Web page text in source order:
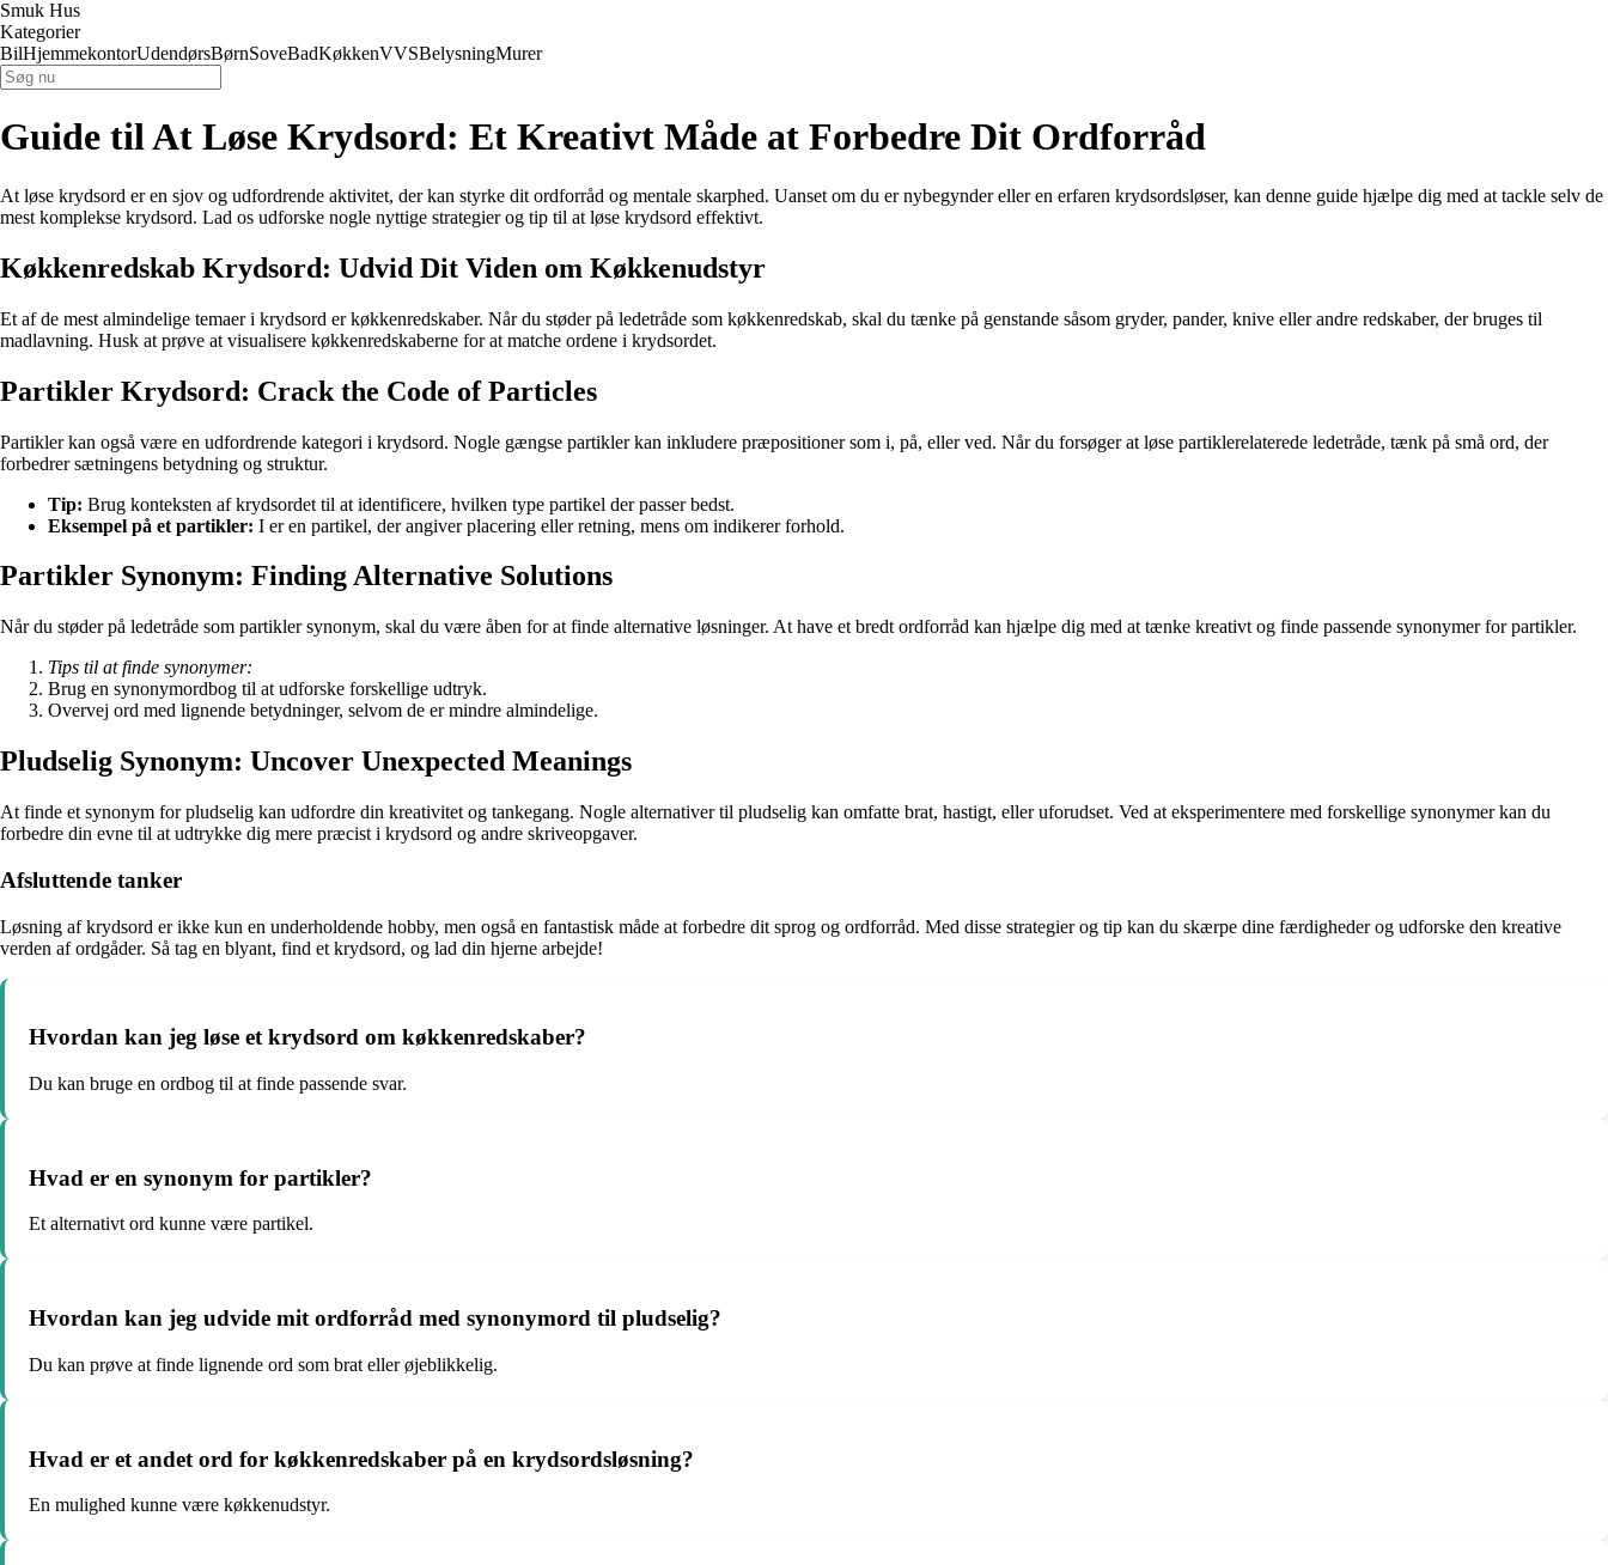
Smuk Hus
Kategorier
BilHjemmekontorUdendørsBørnSoveBadKøkkenVVSBelysningMurer
Guide til At Løse Krydsord: Et Kreativt Måde at Forbedre Dit Ordforråd
At løse krydsord er en sjov og udfordrende aktivitet, der kan styrke dit ordforråd og mentale skarphed. Uanset om du er nybegynder eller en erfaren krydsordsløser, kan denne guide hjælpe dig med at tackle selv de
mest komplekse krydsord. Lad os udforske nogle nyttige strategier og tip til at løse krydsord effektivt.
Køkkenredskab Krydsord: Udvid Dit Viden om Køkkenudstyr
Et af de mest almindelige temaer i krydsord er køkkenredskaber. Når du støder på ledetråde som køkkenredskab, skal du tænke på genstande såsom gryder, pander, knive eller andre redskaber, der bruges til
madlavning. Husk at prøve at visualisere køkkenredskaberne for at matche ordene i krydsordet.
Partikler Krydsord: Crack the Code of Particles
Partikler kan også være en udfordrende kategori i krydsord. Nogle gængse partikler kan inkludere præpositioner som i, på, eller ved. Når du forsøger at løse partiklerelaterede ledetråde, tænk på små ord, der
forbedrer sætningens betydning og struktur.
Tip: Brug konteksten af krydsordet til at identificere, hvilken type partikel der passer bedst.
Eksempel på et partikler: I er en partikel, der angiver placering eller retning, mens om indikerer forhold.
Partikler Synonym: Finding Alternative Solutions
Når du støder på ledetråde som partikler synonym, skal du være åben for at finde alternative løsninger. At have et bredt ordforråd kan hjælpe dig med at tænke kreativt og finde passende synonymer for partikler.
Tips til at finde synonymer:
Brug en synonymordbog til at udforske forskellige udtryk.
Overvej ord med lignende betydninger, selvom de er mindre almindelige.
Pludselig Synonym: Uncover Unexpected Meanings
At finde et synonym for pludselig kan udfordre din kreativitet og tankegang. Nogle alternativer til pludselig kan omfatte brat, hastigt, eller uforudset. Ved at eksperimentere med forskellige synonymer kan du
forbedre din evne til at udtrykke dig mere præcist i krydsord og andre skriveopgaver.
Afsluttende tanker
Løsning af krydsord er ikke kun en underholdende hobby, men også en fantastisk måde at forbedre dit sprog og ordforråd. Med disse strategier og tip kan du skærpe dine færdigheder og udforske den kreative
verden af ​​ordgåder. Så tag en blyant, find et krydsord, og lad din hjerne arbejde!
Hvordan kan jeg løse et krydsord om køkkenredskaber?
Du kan bruge en ordbog til at finde passende svar.
Hvad er en synonym for partikler?
Et alternativt ord kunne være partikel.
Hvordan kan jeg udvide mit ordforråd med synonymord til pludselig?
Du kan prøve at finde lignende ord som brat eller øjeblikkelig.
Hvad er et andet ord for køkkenredskaber på en krydsordsløsning?
En mulighed kunne være køkkenudstyr.